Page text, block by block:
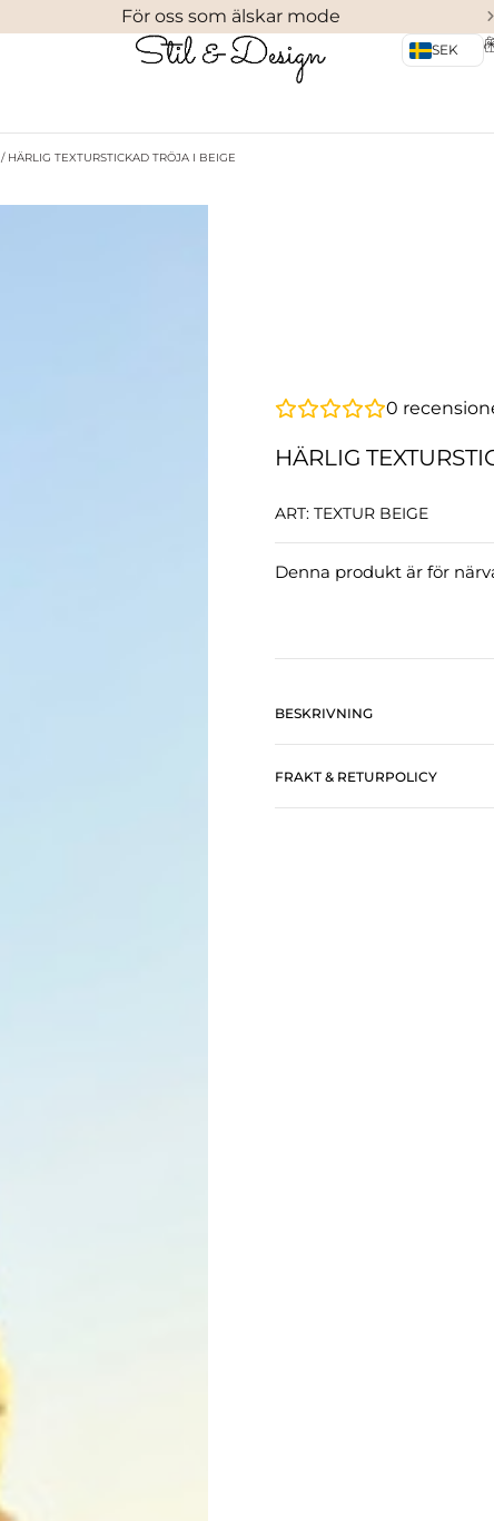
För oss som älskar mode
SEK
/ HÄRLIG TEXTURSTICKAD TRÖJA I BEIGE
0
HÄRLIG
ART: TEXTUR BEIGE
Denna produkt är för
BESKRIVNING
FRAKT & RETURPOLICY